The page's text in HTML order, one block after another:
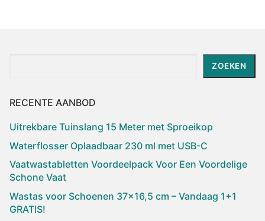
ZOEKEN
RECENTE AANBOD
Uitrekbare Tuinslang 15 Meter met Sproeikop
Waterflosser Oplaadbaar 230 ml met USB-C
Vaatwastabletten Voordeelpack Voor Een Voordelige
Schone Vaat
Wastas voor Schoenen 37×16,5 cm – Vandaag 1+1
GRATIS!